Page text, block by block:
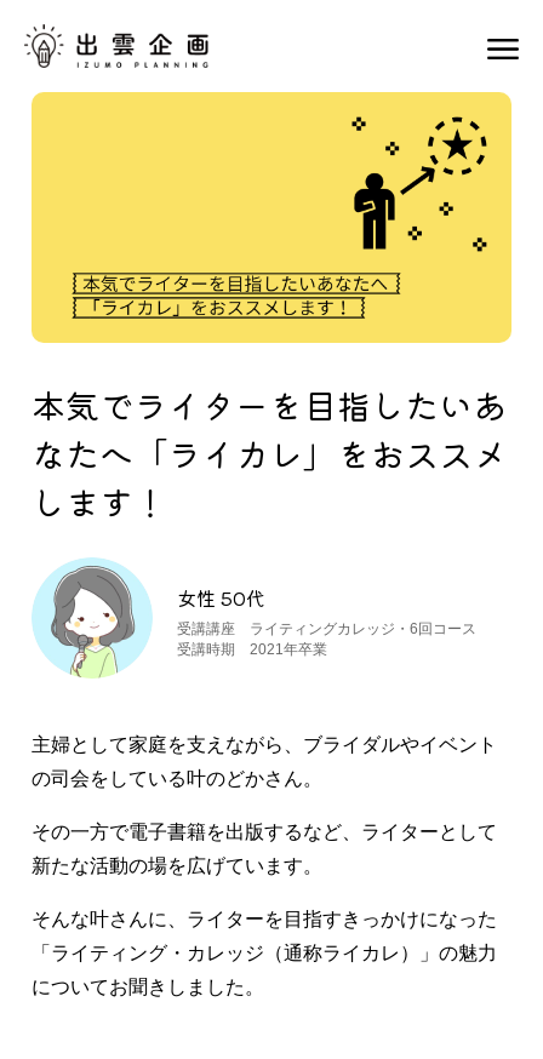
本気でライターを目指したいあ
なたへ「ライカレ」をおススメ
します！
女性 50代
受講講座 ライティングカレッジ・6回コース
受講時期 2021年卒業
主婦として家庭を支えながら、ブライダルやイベント
の司会をしている叶のどかさん。
その一方で電子書籍を出版するなど、ライターとして
新たな活動の場を広げています。
そんな叶さんに、ライターを目指すきっかけになった
「ライティング・カレッジ（通称ライカレ）」の魅力
についてお聞きしました。